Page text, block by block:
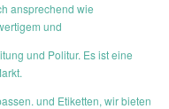
ansprechend wie
und
und Politur. Es ist eine
und Etiketten, wir bieten